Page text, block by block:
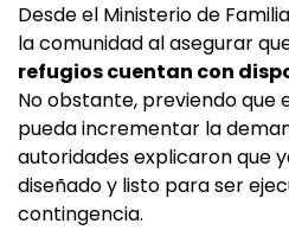
Desde el Ministerio de
la comunidad al asegurar
refugios cuentan con
No obstante, previendo que
pueda incrementar la
autoridades explicaron que
diseñado y listo para ser
contingencia.